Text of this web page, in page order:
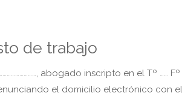
de trabajo
abogado inscripto en el Tº …… Fº
denunciando el domicilio electrónico con el